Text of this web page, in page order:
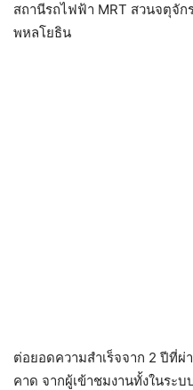
สถานีรถไฟฟ้า MRT สวนจตุจัก
พหลโยธิน
ต่อยอดความสำเร็จจาก 2 ปีที่
คาด จากผู้เข้าชมงานทั้งในระ